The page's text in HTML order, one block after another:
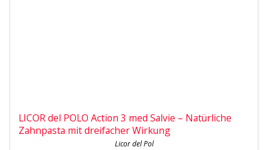
LICOR del POLO Action 3 med Salvie – Natürliche
Zahnpasta mit dreifacher Wirkung
Licor del Pol